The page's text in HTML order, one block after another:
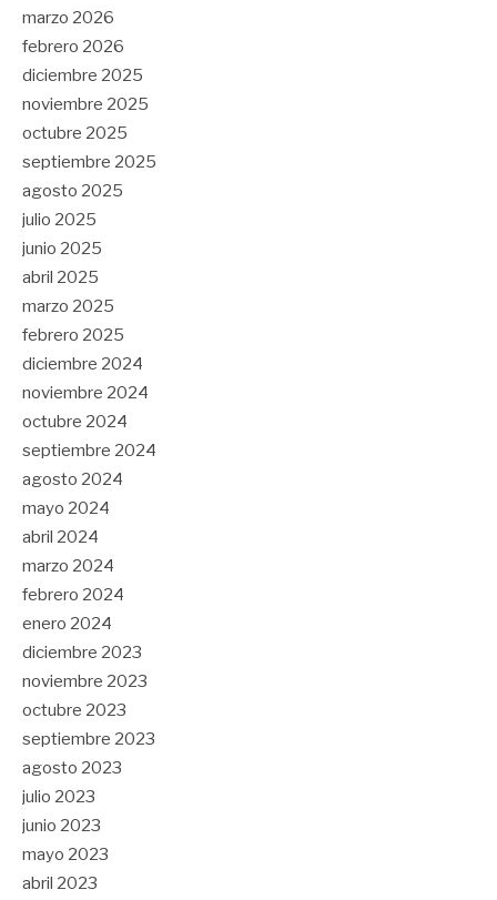
marzo 2026
febrero 2026
diciembre 2025
noviembre 2025
octubre 2025
septiembre 2025
agosto 2025
julio 2025
junio 2025
abril 2025
marzo 2025
febrero 2025
diciembre 2024
noviembre 2024
octubre 2024
septiembre 2024
agosto 2024
mayo 2024
abril 2024
marzo 2024
febrero 2024
enero 2024
diciembre 2023
noviembre 2023
octubre 2023
septiembre 2023
agosto 2023
julio 2023
junio 2023
mayo 2023
abril 2023